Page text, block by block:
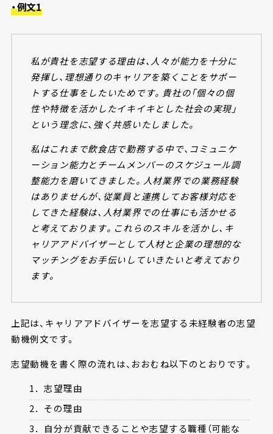
・例文1
私が貴社を志望する理由は、人々が能力を十分に
発揮し、理想通りのキャリアを築くことをサポー
トする仕事をしたいためです。貴社の「個々の個
性や特徴を活かしたイキイキとした社会の実現」
という理念に、強く共感いたしました。
私はこれまで飲食店で勤務する中で、コミュニケ
ーション能力とチームメンバーのスケジュール調
整能力を磨いてきました。人材業界での業務経験
はありませんが、従業員と連携してお客様対応を
してきた経験は、人材業界での仕事にも活かせる
と考えております。これらのスキルを活かし、キ
ャリアアドバイザーとして人材と企業の理想的な
マッチングをお手伝いしていきたいと考えており
ます。
上記は、キャリアアドバイザーを志望する未経験者の志望
動機例文です。
志望動機を書く際の流れは、おおむね以下のとおりです。
1．志望理由
2．その理由
3．自分が貢献できることや志望する職種（可能な